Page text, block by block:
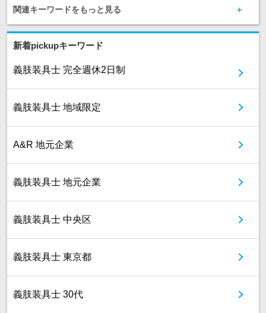
関連キーワードをもっと見る
新着pickupキーワード
義肢装具士 完全週休2日制
義肢装具士 地域限定
A&R 地元企業
義肢装具士 地元企業
義肢装具士 中央区
義肢装具士 東京都
義肢装具士 30代